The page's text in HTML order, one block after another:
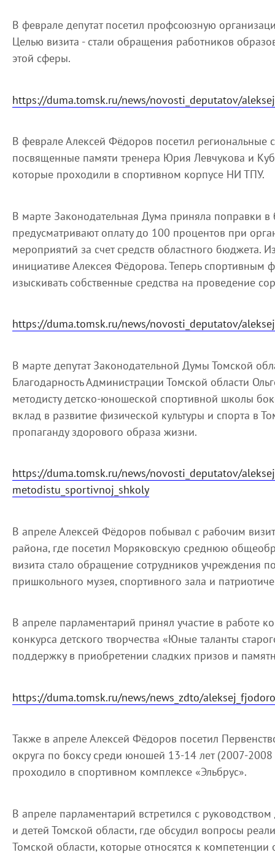
В феврале депутат посетил профсоюзную
Целью визита - стали обращения работников
этой сферы.
https://duma.tomsk.ru/news/novosti_deputatov/
В феврале Алексей Фёдоров посетил региональные
посвященные памяти тренера Юрия Левчукова и
которые проходили в спортивном корпусе НИ ТПУ.
В марте Законодательная Дума приняла поправки
предусматривают оплату до 100 процентов при
мероприятий за счет средств областного бюджета.
инициативе Алексея Фёдорова. Теперь спортивным
изыскивать собственные средства на проведение
https://duma.tomsk.ru/news/novosti_deputatov/
В марте депутат Законодательной Думы Томской
Благодарность Администрации Томской области
методисту детско-юношеской спортивной школы
вклад в развитие физической культуры и спорта в
пропаганду здорового образа жизни.
https://duma.tomsk.ru/news/novosti_deputatov/
metodistu_sportivnoj_shkoly
В апреле Алексей Фёдоров побывал с рабочим
района, где посетил Моряковскую среднюю
визита стало обращение сотрудников учреждения
пришкольного музея, спортивного зала и
В апреле парламентарий принял участие в работе
конкурса детского творчества «Юные таланты
поддержку в приобретении сладких призов и
https://duma.tomsk.ru/news/news_zdto/
Также в апреле Алексей Фёдоров посетил
округа по боксу среди юношей 13-14 лет (2007-
проходило в спортивном комплексе «Эльбрус».
В апреле парламентарий встретился с
и детей Томской области, где обсудил вопросы
Томской области, которые относятся к компетенции